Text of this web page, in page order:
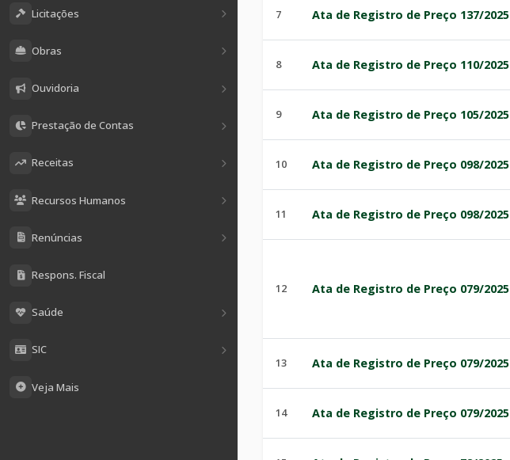
Licitações
Obras
Ouvidoria
Prestação de Contas
Receitas
Recursos Humanos
Renúncias
Respons. Fiscal
Saúde
SIC
Veja Mais
7 Ata de Registro de Preço 137/2025
8 Ata de Registro de Preço 110/2025
9 Ata de Registro de Preço 105/2025
10 Ata de Registro de Preço 098/2025
11 Ata de Registro de Preço 098/2025
12 Ata de Registro de Preço 079/2025
13 Ata de Registro de Preço 079/2025
14 Ata de Registro de Preço 079/2025